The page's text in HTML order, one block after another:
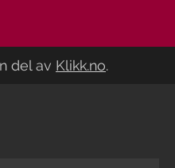
del av Klikk.no.